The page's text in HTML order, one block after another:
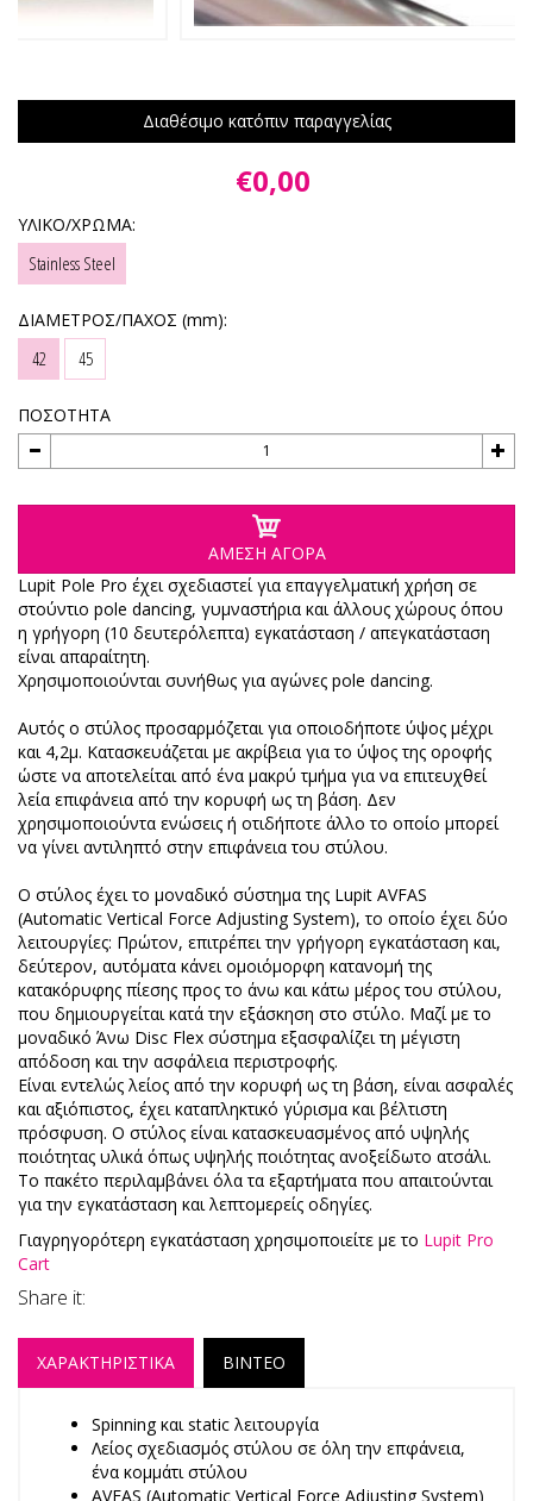
Διαθέσιμο κατόπιν παραγγελίας
€0,00
ΥΛΙΚΟ/ΧΡΩΜΑ:
Stainless Steel
ΔΙΑΜΕΤΡΟΣ/ΠΑΧΟΣ (mm):
42 45
ΠΟΣΟΤΗΤΑ
ΑΜΕΣΗ ΑΓΟΡΑ
Lupit Pole Pro έχει σχεδιαστεί για επαγγελματική χρήση σε
στούντιο pole dancing, γυμναστήρια και άλλους χώρους όπου
η γρήγορη (10 δευτερόλεπτα) εγκατάσταση / απεγκατάσταση
είναι απαραίτητη.
Χρησιμοποιούνται συνήθως για αγώνες pole dancing.
Αυτός ο στύλος προσαρμόζεται για οποιοδήποτε ύψος μέχρι
και 4,2μ. Κατασκευάζεται με ακρίβεια για το ύψος της οροφής
ώστε να αποτελείται από ένα μακρύ τμήμα για να επιτευχθεί
λεία επιφάνεια από την κορυφή ως τη βάση. Δεν
χρησιμοποιούντα ενώσεις ή οτιδήποτε άλλο το οποίο μπορεί
να γίνει αντιληπτό στην επιφάνεια του στύλου.
Ο στύλος έχει το μοναδικό σύστημα της Lupit AVFAS
(Automatic Vertical Force Adjusting System), το οποίο έχει δύο
λειτουργίες: Πρώτον, επιτρέπει την γρήγορη εγκατάσταση και,
δεύτερον, αυτόματα κάνει ομοιόμορφη κατανομή της
κατακόρυφης πίεσης προς το άνω και κάτω μέρος του στύλου,
που δημιουργείται κατά την εξάσκηση στο στύλο. Μαζί με το
μοναδικό Άνω Disc Flex σύστημα εξασφαλίζει τη μέγιστη
απόδοση και την ασφάλεια περιστροφής.
Είναι εντελώς λείος από την κορυφή ως τη βάση, είναι ασφαλές
και αξιόπιστος, έχει καταπληκτικό γύρισμα και βέλτιστη
πρόσφυση. Ο στύλος είναι κατασκευασμένος από υψηλής
ποιότητας υλικά όπως υψηλής ποιότητας ανοξείδωτο ατσάλι.
Το πακέτο περιλαμβάνει όλα τα εξαρτήματα που απαιτούνται
για την εγκατάσταση και λεπτομερείς οδηγίες.
Γιαγρηγορότερη εγκατάσταση χρησιμοποιείτε με το Lupit Pro
Cart
Share it:
ΧΑΡΑΚΤΗΡΙΣΤΙΚΑ ΒΙΝΤΕΟ
Spinning και static λειτουργία
Λείος σχεδιασμός στύλου σε όλη την επφάνεια,
ένα κομμάτι στύλου
AVFAS (Automatic Vertical Force Adjusting System)